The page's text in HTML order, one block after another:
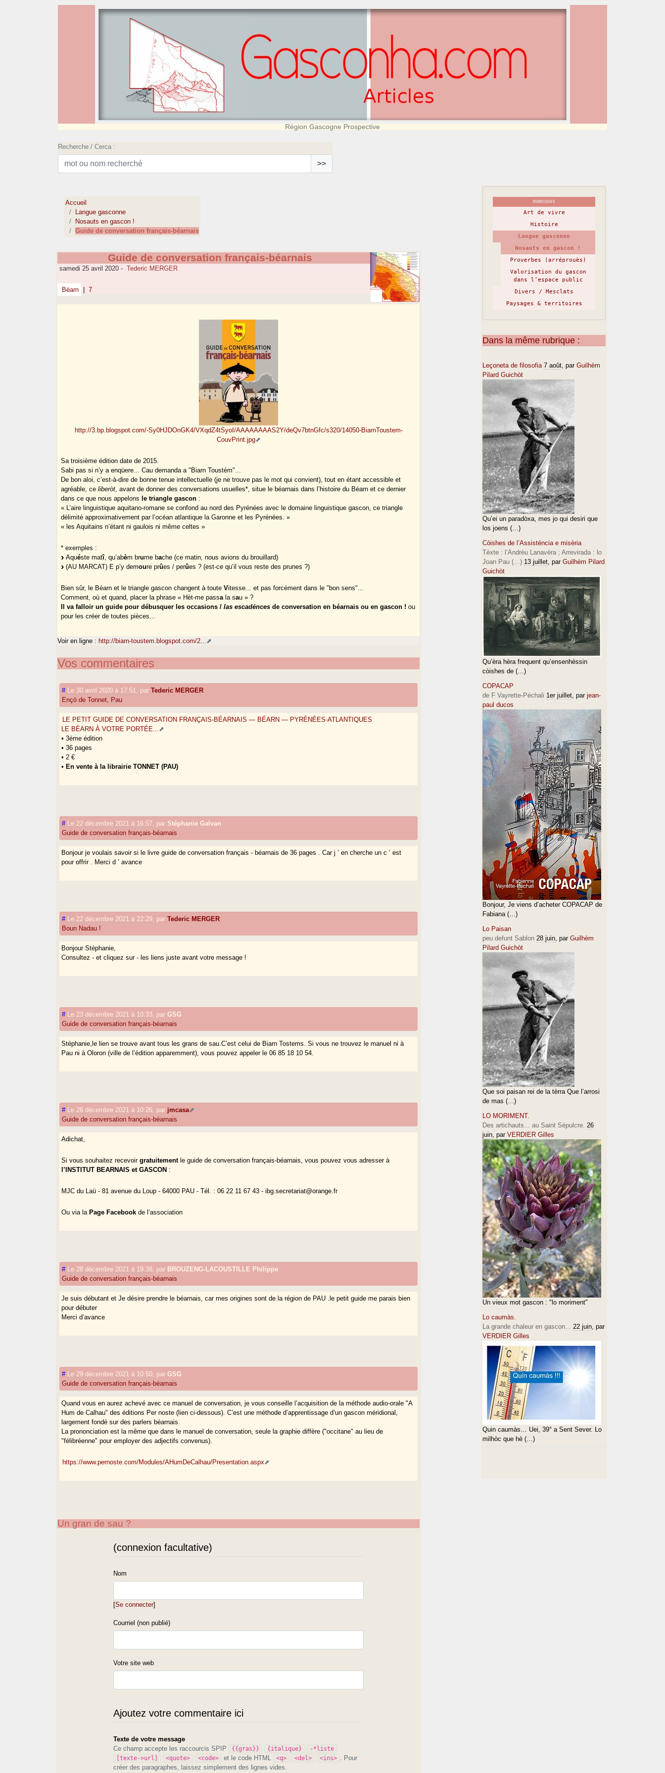
Région Gascogne Prospective
Recherche / Cerca :
>>
Accueil
Langue gasconne
Nosauts en gascon !
Guide de conversation français-béarnais
Guide de conversation français-béarnais
samedi 25 avril 2020 - Tederic MERGER
Béarn 7
http://3.bp.blogspot.com/-Sy0HJDOnGK4/VXqdZ4tSyoI/AAAAAAAAS2Y/deQv7btnGfc/s320/14050-BiarnToustem-
CouvPrint.jpg
Sa troisième édition date de 2015.
Sabi pas si n’y a enqüere... Cau demanda a "Biarn Toustém"...
De bon aloi, c’est-à-dire de bonne tenue intellectuelle (je ne trouve pas le mot qui convient), tout en étant accessible et
agréable, celiberòt, avant de donner des conversations usuelles*, situe le béarnais dans l’histoire du Béarn et ce dernier
dans ce que nous appelons le triangle gascon :
« L’aire linguistique aquitano-romane se confond au nord des Pyrénées avec le domaine linguistique gascon, ce triangle
délimité approximativement par l’océan atlantique la Garonne et les Pyrénées. »
« les Aquitains n’étant ni gaulois ni même celtes »
* exemples :
Aquéste matî, qu’abèm brume bache (ce matin, nous avions du brouillard)
(AU MARCAT) E p’y demoure prûes / perûes ? (est-ce qu’il vous reste des prunes ?)
Bien sûr, le Béarn et le triangle gascon changent à touteVitesse... et pas forcément dans le "bon sens"...
Comment, où et quand, placer la phrase « Hèt-me passala sau » ?
Il va falloir un guide pour débusquer les occasions /las escadénces de conversation en béarnais ou en gascon ! ou
pour les créer de toutes pièces...
Voir en ligne : http://biarn-toustem.blogspot.com/2...
Vos commentaires
# Le 30 avril 2020 à 17:51 parTederic MERGER
Ençò de Tonnet, Pau
LE PETIT GUIDE DE CONVERSATION FRANÇAIS-BÉARNAIS — BÉARN — PYRÉNÉES-ATLANTIQUES
LE BÉARN À VOTRE PORTÉE...
• 3ème édition
• 36 pages
• 2 €
•En vente à la librairie TONNET (PAU)
# Le 22 décembre 2021 à 16:57 parStéphanie Galvan
Guide de conversation français-béarnais
Bonjour je voulais savoir si le livre guide de conversation français - béarnais de 36 pages . Car j ’ en cherche un c ’ est
pour offrir . Merci d ’ avance
# Le 22 décembre 2021 à 22:29 parTederic MERGER
Boun Nadau !
Bonjour Stéphanie,
Consultez - et cliquez sur - les liens juste avant votre message !
# Le 23 décembre 2021 à 10:33 parGSG
Guide de conversation français-béarnais
Stéphanie,le lien se trouve avant tous les grans de sau.C’est celui de Biarn Tostems. Si vous ne trouvez le manuel ni à
Pau ni à Oloron (ville de l’édition apparemment), vous pouvez appeler le 06 85 18 10 54.
# Le 26 décembre 2021 à 10:26 par jmcasa
Guide de conversation français-béarnais
Adichat,
Si vous souhaitez recevoirgratuitementle guide de conversation français-béarnais, vous pouvez vous adresser à
l’INSTITUT BEARNAIS et GASCON :
MJC du Laü - 81 avenue du Loup - 64000 PAU - Tél. : 06 22 11 67 43 - ibg.secretariat@orange.fr
Ou via laPage Facebook de l’association
# Le 28 décembre 2021 à 19:38 par BROUZENG-LACOUSTILLE Philippe
Guide de conversation français-béarnais
Je suis débutant et Je désire prendre le béarnais, car mes origines sont de la région de PAU .le petit guide me parais bien
pour débuter
Merci d’avance
# Le 29 décembre 2021 à 10:50 parGSG
Guide de conversation français-béarnais
Quand vous en aurez achevé avec ce manuel de conversation, je vous conseille l’acquisition de la méthode audio-orale "A
Hum de Calhau" des éditions Per noste (lien ci-dessous). C’est une méthode d’apprentissage d’un gascon méridional,
largement fondé sur des parlers béarnais.
La prononciation est la même que dans le manuel de conversation, seule la graphie diffère ("occitane" au lieu de
"félibréenne" pour employer des adjectifs convenus).
https://www.pernoste.com/Modules/AHumDeCalhau/Presentation.aspx
Un gran de sau ?
(connexion facultative)
Nom
[Se connecter]
Courriel (non publié)
Votre site web
Ajoutez votre commentaire ici
Texte de votre message
Ce champ accepte les raccourcis SPIP
{{gras}} {italique}
-*liste
[texte->url]
<quote> <code> et le code HTML <q> <del> <ins>
. Pour
créer des paragraphes, laissez simplement des lignes vides.
RUBRIQUES
Art de vivre
Histoire
Langue gasconne
Nosauts en gascon !
Proverbes (arréprouès)
Valorisation du gascon
dans l’espace public
Divers / Mesclats
Paysages & territoires
Dans la même rubrique :
Leçoneta de filosofia 7 août, par Guilhèm
Pilard Guichòt
Qu’ei un paradòxa, mes jo qui desiri que
los joens (…)
Còishes de l’Assisténcia e misèria
Tèxte : l’Andrèu Lanavèra ; Arrevirada : lo
Joan Pau (…) 13 juillet, par Guilhèm Pilard
Guichòt
Qu’èra hèra frequent qu’ensenhèssin
còishes de (…)
COPACAP
de F Vayrette-Péchali 1er juillet, par jean-
paul ducos
Bonjour, Je viens d’acheter COPACAP de
Fabiana (…)
Lo Paisan
peu defunt Sablon 28 juin, par Guilhèm
Pilard Guichòt
Que soi paisan rei de la tèrra Que l’arrosi
de mas (…)
LO MORIMENT.
Des artichauts... au Saint Sépulcre. 26
juin, par VERDIER Gilles
Un vieux mot gascon : "lo moriment"
Lo caumàs.
La grande chaleur en gascon... 22 juin, par
VERDIER Gilles
Quin caumàs… Uei, 39° a Sent Sever. Lo
milhòc que hè (…)